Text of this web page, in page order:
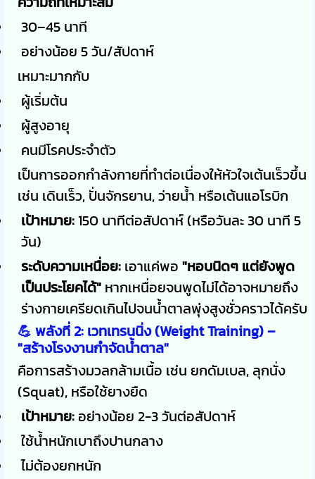
30–45 นาที
อย่างน้อย 5 วัน/สัปดาห์
เหมาะมากกับ
ผู้เริ่มต้น
ผู้สูงอายุ
คนมีโรคประจำตัว
เป็นการออกกำลังกายที่ทำต่อเนื่องให้หัวใจเต้นเร็วขึ้น
เช่น เดินเร็ว, ปั่นจักรยาน, ว่ายน้ำ หรือเต้นแอโรบิก
เป้าหมาย:150 นาทีต่อสัปดาห์ (หรือวันละ 30 นาที 5
วัน)
ระดับความเหนื่อย: เอาแค่พอ "หอบนิดๆ แต่ยังพูด
เป็นประโยคได้" หากเหนื่อยจนพูดไม่ได้อาจหมายถึง
ร่างกายเครียดเกินไปจนน้ำตาลพุ่งสูงชั่วคราวได้ครับ
💪 พลังที่ 2: เวทเทรนนิ่ง (Weight Training) –
"สร้างโรงงานกำจัดน้ำตาล"
คือการสร้างมวลกล้ามเนื้อ เช่น ยกดัมเบล, ลุกนั่ง
(Squat), หรือใช้ยางยืด
เป้าหมาย: อย่างน้อย 2-3 วันต่อสัปดาห์
ใช้น้ำหนักเบาถึงปานกลาง
ไม่ต้องยกหนัก